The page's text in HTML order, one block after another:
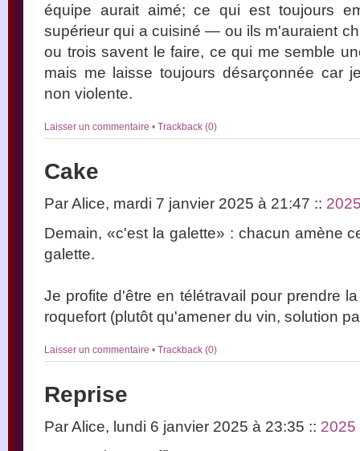
équipe aurait aimé; ce qui est toujours
supérieur qui a cuisiné — ou ils m'auraient
ou trois savent le faire, ce qui me semble
mais me laisse toujours désarçonnée car
non violente.
Laisser un commentaire • Trackback (0)
Cake
Par Alice, mardi 7 janvier 2025 à 21:47 ::
Demain, «c'est la galette» : chacun amène
galette.
Je profite d'être en télétravail pour prendre
roquefort (plutôt qu'amener du vin, solution
Laisser un commentaire • Trackback (0)
Reprise
Par Alice, lundi 6 janvier 2025 à 23:35 :: 2025